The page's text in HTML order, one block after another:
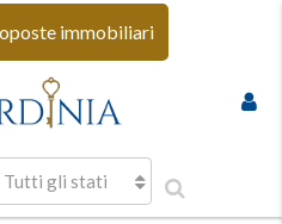
immobiliari
Tutti gli stati